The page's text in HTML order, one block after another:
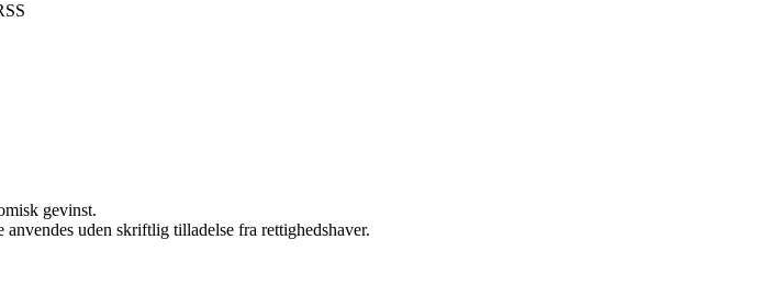
gevinst.
uden skriftlig tilladelse fra rettighedshaver.